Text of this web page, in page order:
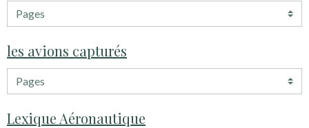
les avions capturés
Lexique Aéronautique